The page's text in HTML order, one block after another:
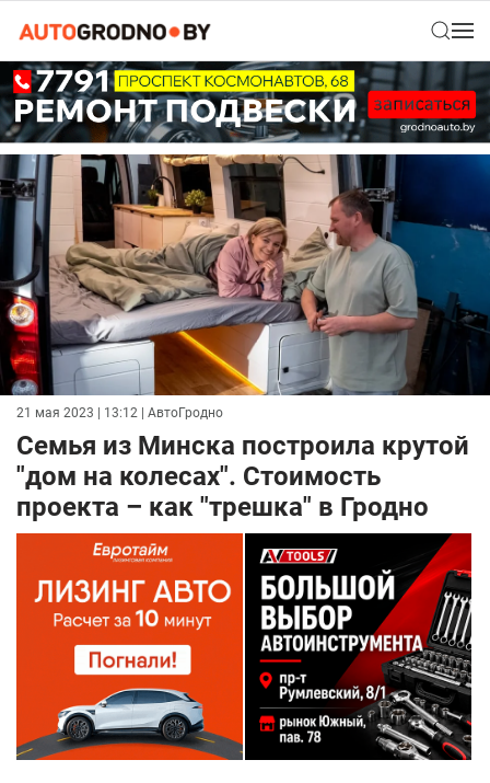
21 мая 2023 | 13:12 | АвтоГродно
Семья из Минска построила крутой
"дом на колесах". Стоимость
проекта – как "трешка" в Гродно